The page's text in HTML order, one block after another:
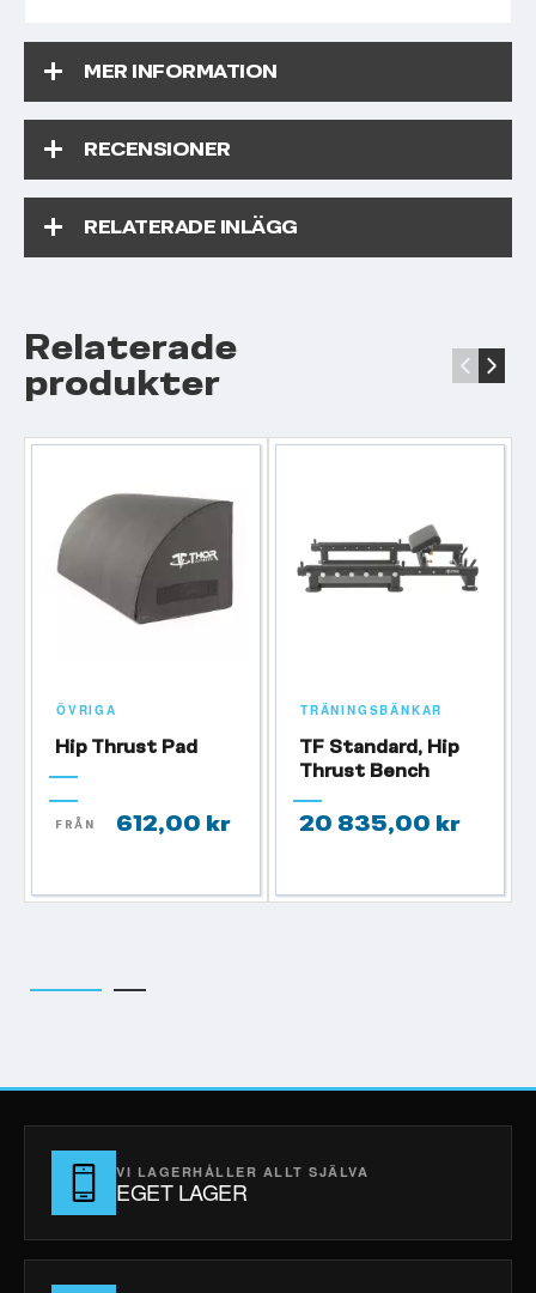
MER INFORMATION
RECENSIONER
RELATERADE INLÄGG
Relaterade
produkter ‹ ›
ÖVRIGA
Hip Thrust Pad
FRÅN 612,00 kr
TRÄNINGSBÄNKAR
TF Standard, Hip
Thrust Bench
20 835,00 kr
VI LAGERHÅLLER ALLT SJÄLVA
EGET LAGER